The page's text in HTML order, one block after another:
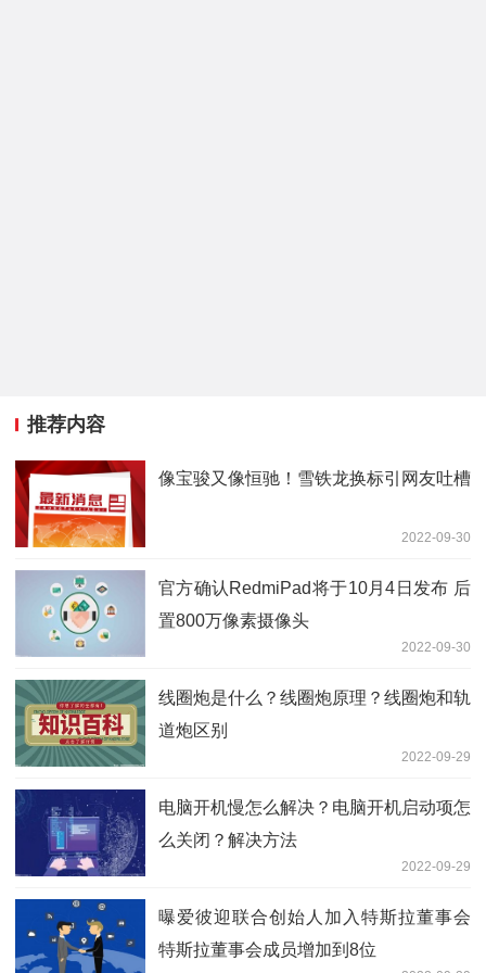
推荐内容
像宝骏又像恒驰！雪铁龙换标引网友吐槽
2022-09-30
官方确认RedmiPad将于10月4日发布 后
置800万像素摄像头
2022-09-30
线圈炮是什么？线圈炮原理？线圈炮和轨
道炮区别
2022-09-29
电脑开机慢怎么解决？电脑开机启动项怎
么关闭？解决方法
2022-09-29
曝爱彼迎联合创始人加入特斯拉董事会
特斯拉董事会成员增加到8位